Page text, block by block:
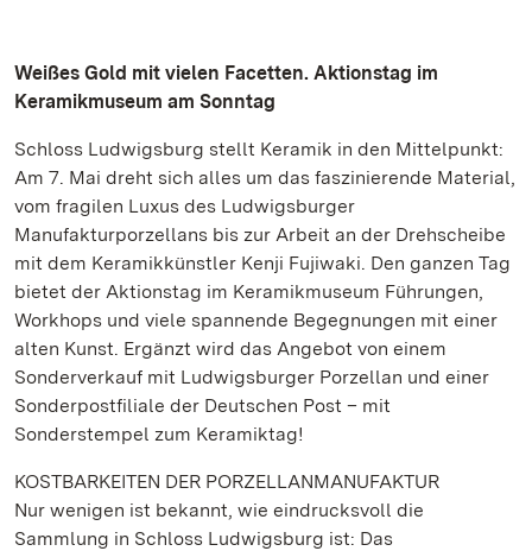
Weißes Gold mit vielen Facetten. Aktionstag im
Keramikmuseum am Sonntag
Schloss Ludwigsburg stellt Keramik in den Mittelpunkt:
Am 7. Mai dreht sich alles um das faszinierende Material,
vom fragilen Luxus des Ludwigsburger
Manufakturporzellans bis zur Arbeit an der Drehscheibe
mit dem Keramikkünstler Kenji Fujiwaki. Den ganzen Tag
bietet der Aktionstag im Keramikmuseum Führungen,
Workhops und viele spannende Begegnungen mit einer
alten Kunst. Ergänzt wird das Angebot von einem
Sonderverkauf mit Ludwigsburger Porzellan und einer
Sonderpostfiliale der Deutschen Post – mit
Sonderstempel zum Keramiktag!
KOSTBARKEITEN DER PORZELLANMANUFAKTUR
Nur wenigen ist bekannt, wie eindrucksvoll die
Sammlung in Schloss Ludwigsburg ist: Das